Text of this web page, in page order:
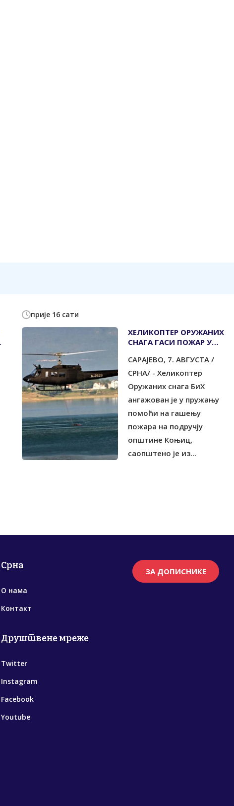
прије 16 сати
ХЕЛИКОПТЕР ОРУЖАНИХ
СНАГА ГАСИ ПОЖАР У
САРАЈЕВО, 7. АВГУСТА /
СРНА/ - Хеликоптер
Оружаних снага БиХ
ангажован је у пружању
помоћи на гашењу
пожара на подручју
општине Коњиц,
саопштено је из...
Срна
О нама
Контакт
Друштвене мреже
Twitter
Instagram
Facebook
Youtube
ЗА ДОПИСНИКЕ